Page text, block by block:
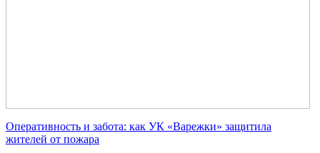
Оперативность и забота: как УК «Варежки» защитила
жителей от пожара